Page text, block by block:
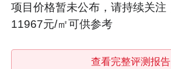
项目价格暂未公布，请持续关注
11967元/㎡可供参考
查看完整评测报告